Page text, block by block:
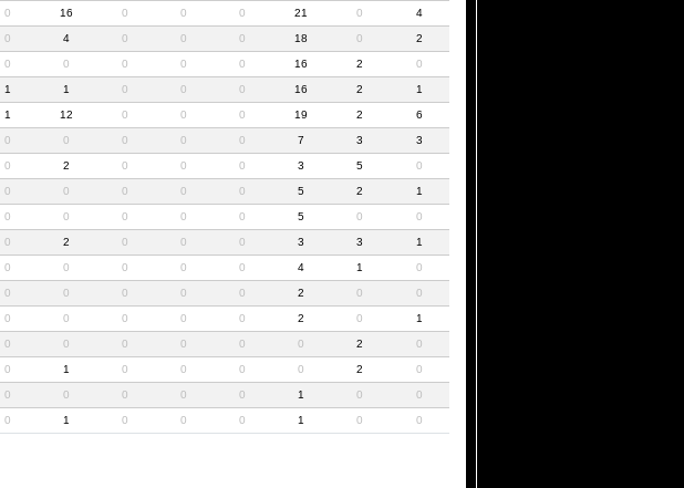
0 16 0 0 0 21 0 4
0 4 0 0 0 18 0 2
0 0 0 0 0 16 2 0
1 1 0 0 0 16 2 1
1 12 0 0 0 19 2 6
0 0 0 0 0 7 3 3
0 2 0 0 0 3 5 0
0 0 0 0 0 5 2 1
0 0 0 0 0 5 0 0
0 2 0 0 0 3 3 1
0 0 0 0 0 4 1 0
0 0 0 0 0 2 0 0
0 0 0 0 0 2 0 1
0 0 0 0 0 0 2 0
0 1 0 0 0 0 2 0
0 0 0 0 0 1 0 0
0 1 0 0 0 1 0 0